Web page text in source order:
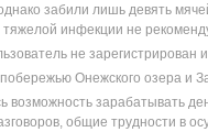
забили лишь девять
тяжелой инфекции не
не зарегистрирован
Онежского озера и
возможность зарабатывать
общие трудности в